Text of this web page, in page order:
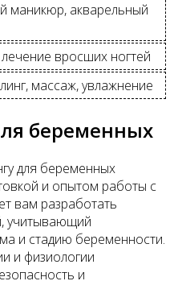
маникюр, акварельный
вросших ногтей
массаж, увлажнение
беременных
для беременных
и опытом работы с
вам разработать
учитывающий
и стадию беременности.
и физиологии
и